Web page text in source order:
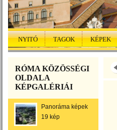
NYITÓ TAGOK KÉPEK
RÓMA KÖZÖSSÉGI
OLDALA
KÉPGALÉRIÁI
Panoráma képek
19 kép